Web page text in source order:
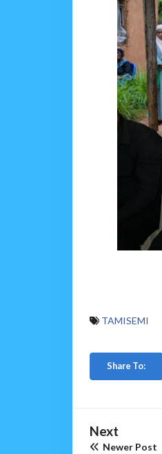
TAMISEMI
Share To:
Next
Newer Post